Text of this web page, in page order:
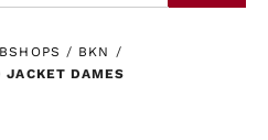
/ BKN /
JACKET DAMES